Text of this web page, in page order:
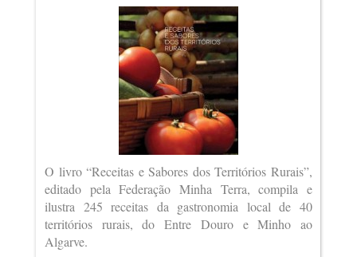
O livro “Receitas e Sabores dos Territórios Rurais”,
editado pela Federação Minha Terra, compila e
ilustra 245 receitas da gastronomia local de 40
territórios rurais, do Entre Douro e Minho ao
Algarve.